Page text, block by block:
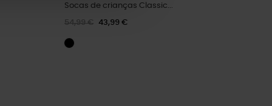
Socas de crianças Classic...
54,99 € 43,99 €